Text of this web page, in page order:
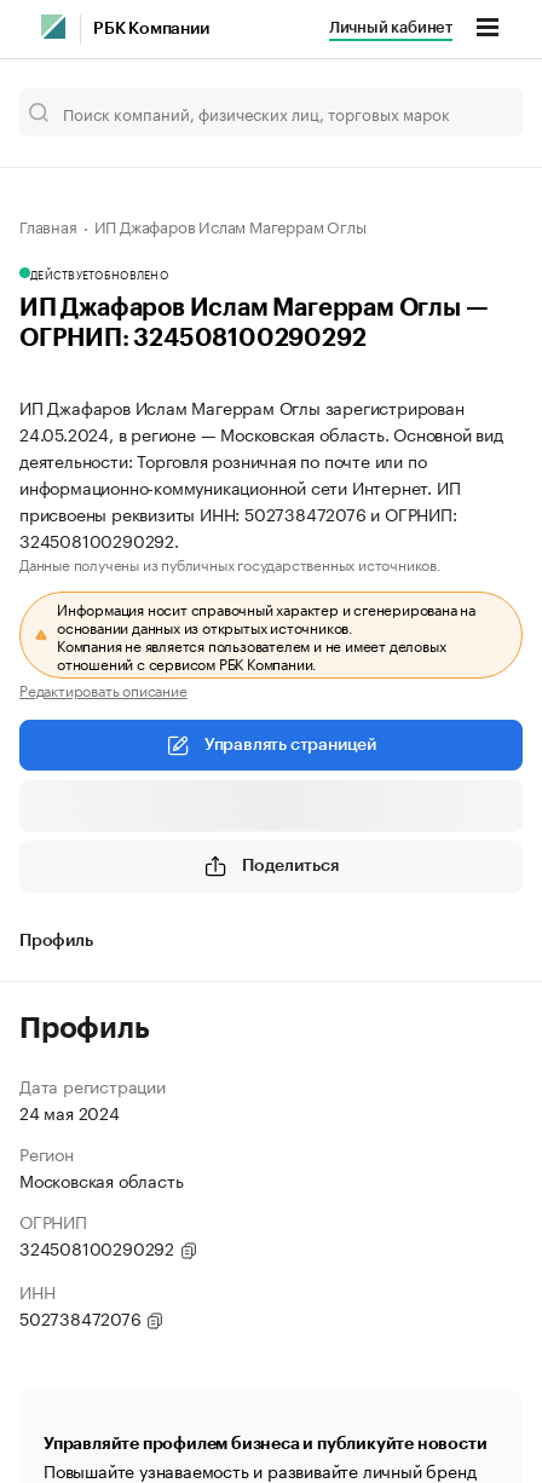
РБК Компании Личный кабинет
Главная ИП Джафаров Ислам Магеррам Оглы
ДЕЙСТВУЕТОБНОВЛЕНО
ИП Джафаров Ислам Магеррам Оглы —
ОГРНИП: 324508100290292
ИП Джафаров Ислам Магеррам Оглы зарегистрирован
24.05.2024, в регионе — Московская область. Основной вид
деятельности: Торговля розничная по почте или по
информационно-коммуникационной сети Интернет. ИП
присвоены реквизиты ИНН: 502738472076 и ОГРНИП:
324508100290292.
Данные получены из публичных государственных источников.
Информация носит справочный характер и сгенерирована на
основании данных из открытых источников.
Компания не является пользователем и не имеет деловых
отношений с сервисом РБК Компании.
Редактировать описание
Управлять страницей
Поделиться
Профиль
Профиль
Дата регистрации
24 мая 2024
Регион
Московская область
ОГРНИП
324508100290292
ИНН
502738472076
Управляйте профилем бизнеса и публикуйте новости
Повышайте узнаваемость и развивайте личный бренд